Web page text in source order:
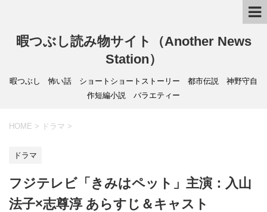
暇つぶし読み物サイト（Another News
Station）
暇つぶし 怖い話 ショートショートストーリー 都市伝説 神野守自
作短編小説 バラエティー
HOME > ドラマ >
ドラマ
フジテレビ「きみはペット」主演：入山
法子×志尊淳 あらすじ＆キャスト